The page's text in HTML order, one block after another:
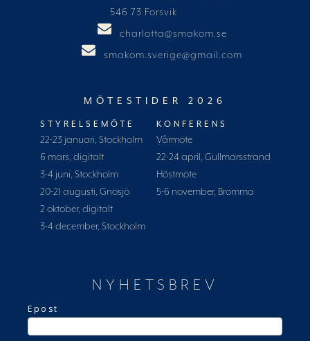
546 73 Forsvik
charlotta@smakom.se
smakom.sverige@gmail.com
MÖTESTIDER 2026
STYRELSEMÖTE
22-23 januari, Stockholm
6 mars, digitalt
3-4 juni, Stockholm
20-21 augusti, Gnosjö
2 oktober, digitalt
3-4 december, Stockholm
KONFERENS
Vårmöte
22-24 april, Gullmarsstrand
Höstmöte
5-6 november, Bromma
NYHETSBREV
Epost